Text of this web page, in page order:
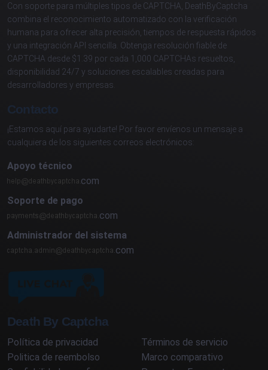
Con soporte para múltiples tipos de CAPTCHA, DeathByCaptcha
combina el reconocimiento automatizado con la verificación
humana para ofrecer alta precisión, tiempos de respuesta rápidos
y una integración API sencilla. Obtenga resolución fiable de
CAPTCHA desde $1.39 por cada 1,000 CAPTCHAs resueltos,
disponibilidad 24/7 y soluciones escalables creadas para
desarrolladores y empresas.
Contacto
¡Estamos aquí para ayudarte! Por favor envíenos un mensaje a
cualquiera de los siguientes correos electrónicos:
Apoyo técnico
com
Soporte de pago
com
Administrador del sistema
com
Death By Captcha
Política de privacidad
Términos de servicio
Politica de reembolso
Marco comparativo